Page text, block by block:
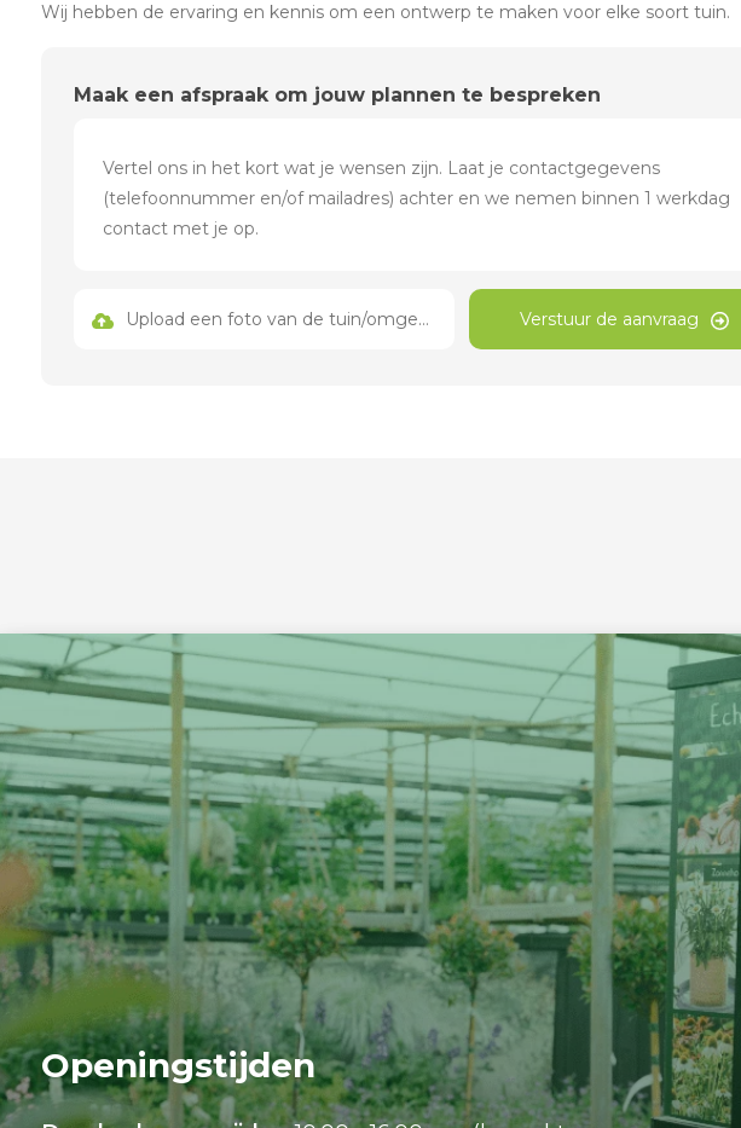
Wij hebben de ervaring en kennis om een ontwerp te maken voor elke soort tuin.
Maak een afspraak om jouw plannen te bespreken
Upload een foto van de tuin/omgeving Verstuur de aanvraag
Openingstijden